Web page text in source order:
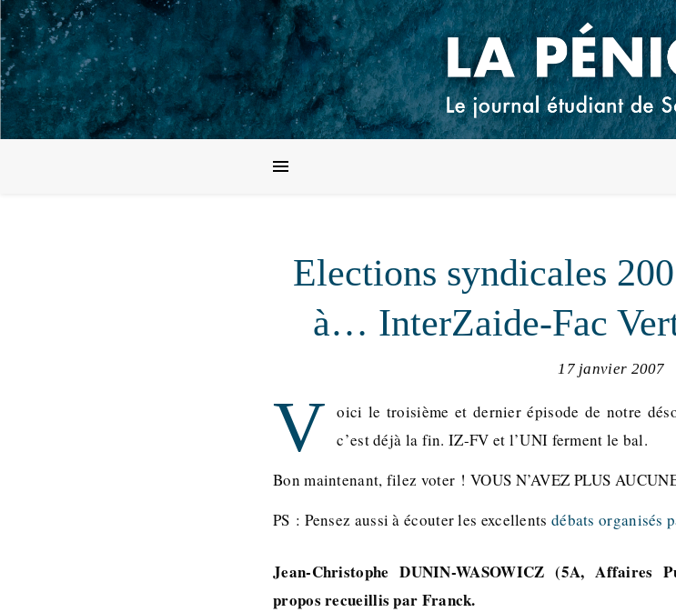
Elections syndicales
à… InterZaide-Fac
17 janvier 2007
V oici le troisième et dernier épisode de notre
c’est déjà la fin. IZ-FV et l’UNI ferment le bal.
Bon maintenant, filez voter ! VOUS N’AVEZ PLUS
PS : Pensez aussi à écouter les excellents débats organisés
Jean-Christophe DUNIN-WASOWICZ (5A, Affaires
propos recueillis par Franck.